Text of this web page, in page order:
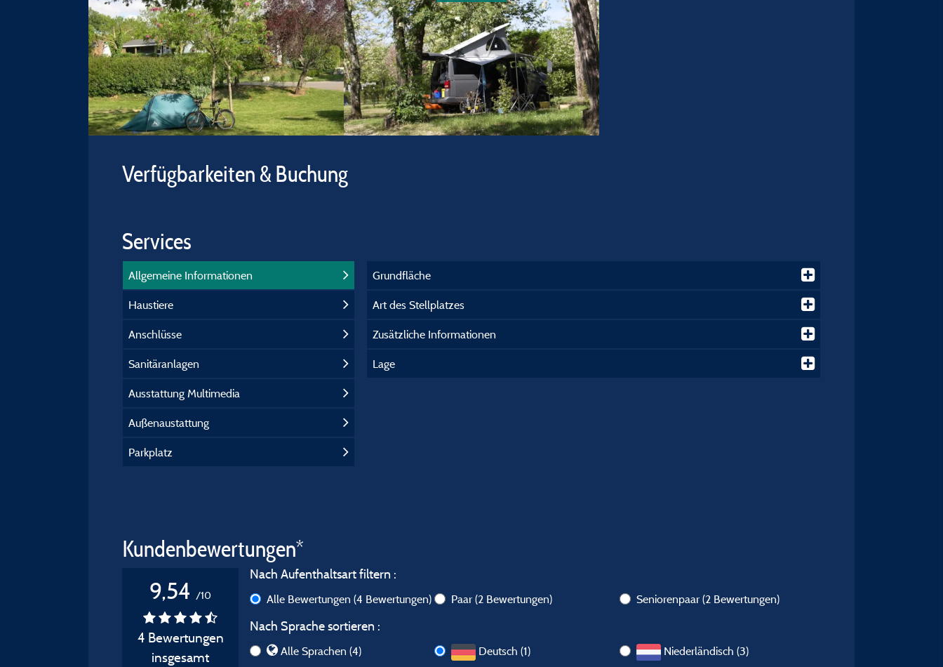
Verfügbarkeiten & Buchung
Services
Allgemeine Informationen
Haustiere
Anschlüsse
Sanitäranlagen
Ausstattung Multimedia
Außenaustattung
Parkplatz
Grundfläche
Art des Stellplatzes
Zusätzliche Informationen
Lage
Kundenbewertungen*
9,54 /10
4 Bewertungen
insgesamt
Nach Aufenthaltsart filtern :
Alle Bewertungen (4 Bewertungen) Paar(2 Bewertungen) Seniorenpaar (2 Bewertungen)
Nach Sprache sortieren :
Alle Sprachen (4) Deutsch (1) Niederländisch (3)